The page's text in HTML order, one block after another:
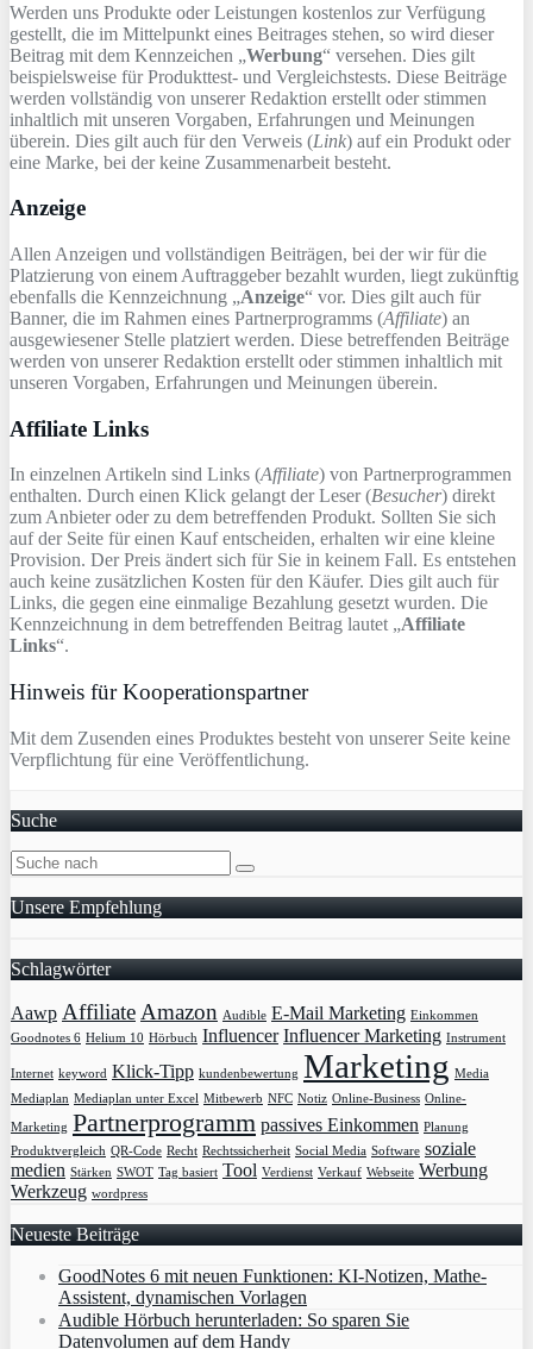
Werden uns Produkte oder Leistungen kostenlos zur Verfügung
gestellt, die im Mittelpunkt eines Beitrages stehen, so wird dieser
Beitrag mit dem Kennzeichen „Werbung“ versehen. Dies gilt
beispielsweise für Produkttest- und Vergleichstests. Diese Beiträge
werden vollständig von unserer Redaktion erstellt oder stimmen
inhaltlich mit unseren Vorgaben, Erfahrungen und Meinungen
überein. Dies gilt auch für den Verweis (Link) auf ein Produkt oder
eine Marke, bei der keine Zusammenarbeit besteht.
Anzeige
Allen Anzeigen und vollständigen Beiträgen, bei der wir für die
Platzierung von einem Auftraggeber bezahlt wurden, liegt zukünftig
ebenfalls die Kennzeichnung „Anzeige“ vor. Dies gilt auch für
Banner, die im Rahmen eines Partnerprogramms (Affiliate) an
ausgewiesener Stelle platziert werden. Diese betreffenden Beiträge
werden von unserer Redaktion erstellt oder stimmen inhaltlich mit
unseren Vorgaben, Erfahrungen und Meinungen überein.
Affiliate Links
In einzelnen Artikeln sind Links (Affiliate) von Partnerprogrammen
enthalten. Durch einen Klick gelangt der Leser (Besucher) direkt
zum Anbieter oder zu dem betreffenden Produkt. Sollten Sie sich
auf der Seite für einen Kauf entscheiden, erhalten wir eine kleine
Provision. Der Preis ändert sich für Sie in keinem Fall. Es entstehen
auch keine zusätzlichen Kosten für den Käufer. Dies gilt auch für
Links, die gegen eine einmalige Bezahlung gesetzt wurden. Die
Kennzeichnung in dem betreffenden Beitrag lautet „Affiliate
Links“.
Hinweis für Kooperationspartner
Mit dem Zusenden eines Produktes besteht von unserer Seite keine
Verpflichtung für eine Veröffentlichung.
Suche
Unsere Empfehlung
Schlagwörter
Aawp Affiliate Amazon Audible E-Mail Marketing Einkommen
Goodnotes 6 Helium 10 Hörbuch Influencer Influencer Marketing Instrument
Internet keyword Klick-Tipp kundenbewertung Marketing Media
Mediaplan Mediaplan unter Excel Mitbewerb NFC Notiz Online-Business Online-
Marketing Partnerprogramm passives Einkommen Planung
Produktvergleich QR-Code Recht Rechtssicherheit Social Media Software soziale
medien Stärken SWOT Tag basiert Tool Verdienst Verkauf Webseite Werbung
Werkzeug wordpress
Neueste Beiträge
GoodNotes 6 mit neuen Funktionen: KI-Notizen, Mathe-
Assistent, dynamischen Vorlagen
Audible Hörbuch herunterladen: So sparen Sie
Datenvolumen auf dem Handy